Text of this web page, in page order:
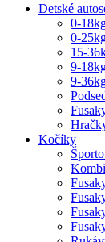
Detské
0-
0-
15-
9-
9-
Kočíky